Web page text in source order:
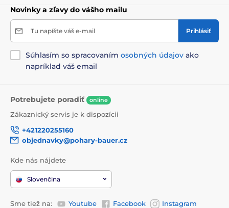
Novinky a zľavy do vášho mailu
Tu napíšte váš e-mail Prihlásiť
Súhlasím so spracovaním osobných údajov ako
napríklad váš email
Potrebujete poradiť online
Zákaznický servis je k dispozícii
+421220255160
objednavky@pohary-bauer.cz
Kde nás nájdete
Slovenčina
Sme tiež na: Youtube Facebook
Instagram